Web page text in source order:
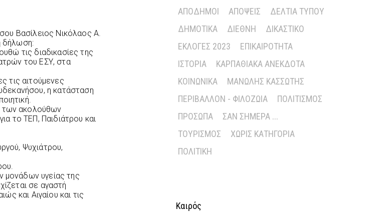
Βασίλειος Νικόλαος Α.
δήλωση:
τις διαδικασίες της
του ΕΣΥ, στα
τις αιτούμενες
η κατάσταση
των ακολούθων
το ΤΕΠ, Παιδιάτρου και
Ψυχιάτρου,
μονάδων υγείας της
σε αγαστή
και Αιγαίου και τις
ΑΠΌΔΗΜΟΙ
ΑΠΌΨΕΙΣ
ΔΕΛΤΊΑ ΤΎΠΟΥ
ΔΗΜΟΤΙΚΆ
ΔΙΕΘΝΉ
ΔΙΚΑΣΤΙΚΌ
ΕΚΛΟΓΈΣ 2023
ΕΠΙΚΑΙΡΌΤΗΤΑ
ΙΣΤΟΡΊΑ
ΚΑΡΠΑΘΙΑΚΆ ΑΝΈΚΔΟΤΑ
ΚΟΙΝΩΝΙΚΆ
ΜΑΝΏΛΗΣ ΚΑΣΣΏΤΗΣ
ΠΕΡΙΒΆΛΛΟΝ - ΦΙΛΟΖΩΊΑ
ΠΟΛΙΤΙΣΜΌΣ
ΠΡΌΣΩΠΑ
ΣΑΝ ΣΉΜΕΡΑ ...
ΤΟΥΡΙΣΜΌΣ
ΧΩΡΊΣ ΚΑΤΗΓΟΡΊΑ
ΠΟΛΙΤΙΚΉ
Καιρός